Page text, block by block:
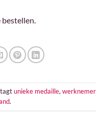
unieke medaille, werknemer
.